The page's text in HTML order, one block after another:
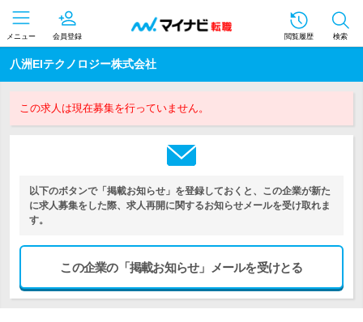
メニュー 会員登録 閲覧履歴 検索
八洲EIテクノロジー株式会社
この求人は現在募集を行っていません。
以下のボタンで「掲載お知らせ」を登録しておくと、この企業が新た
に求人募集をした際、求人再開に関するお知らせメールを受け取れま
す。
この企業の「掲載お知らせ」メールを受けとる